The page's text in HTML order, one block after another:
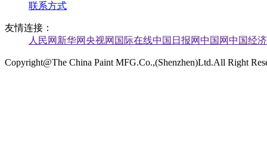
联系方式
友情连接：
人民网 新华网央视网 国际在线中国日报网中国网中国经
Copyright@The China Paint MFG.Co.,(Shenzhen)Ltd.All Right